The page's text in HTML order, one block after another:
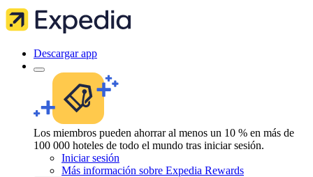
Descargar app
Los miembros pueden ahorrar al menos un 10 % en más de
100 000 hoteles de todo el mundo tras iniciar sesión.
Iniciar sesión
Más información sobre Expedia Rewards